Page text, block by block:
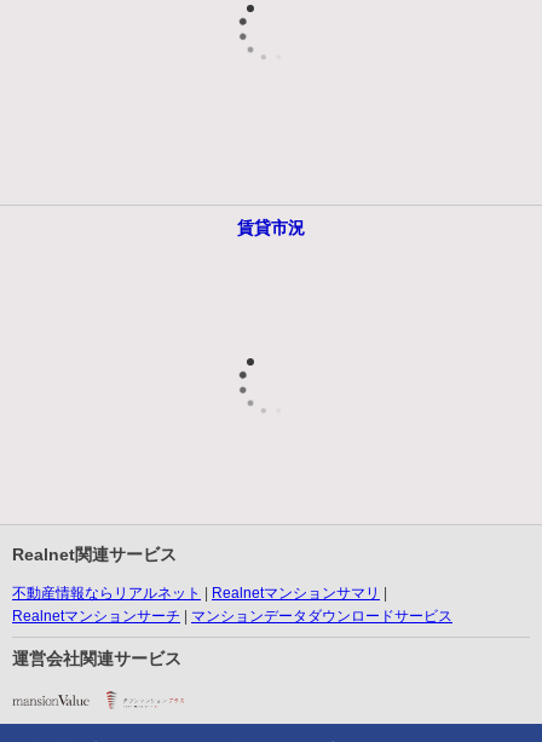
賃貸市況
Realnet関連サービス
不動産情報ならリアルネット
Realnetマンションサマリ
Realnetマンションサーチ
マンションデータダウンロードサービス
運営会社関連サービス